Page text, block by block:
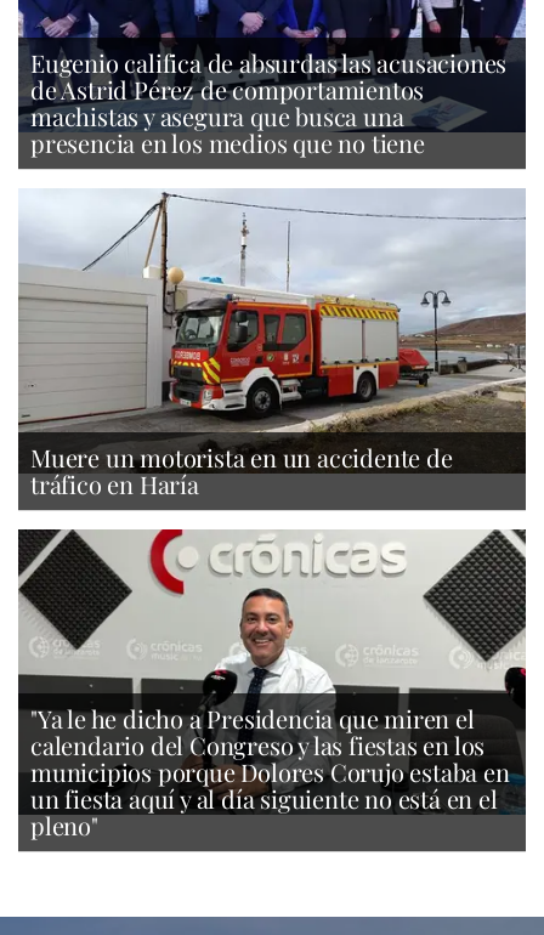
Eugenio califica de absurdas las acusaciones
de Astrid Pérez de comportamientos
machistas y asegura que busca una
presencia en los medios que no tiene
Muere un motorista en un accidente de
tráfico en Haría
"Ya le he dicho a Presidencia que miren el
calendario del Congreso y las fiestas en los
municipios porque Dolores Corujo estaba en
un fiesta aquí y al día siguiente no está en el
pleno"